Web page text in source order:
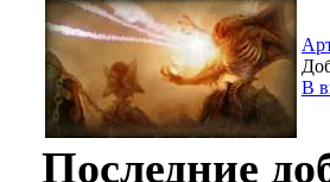
В
Последние